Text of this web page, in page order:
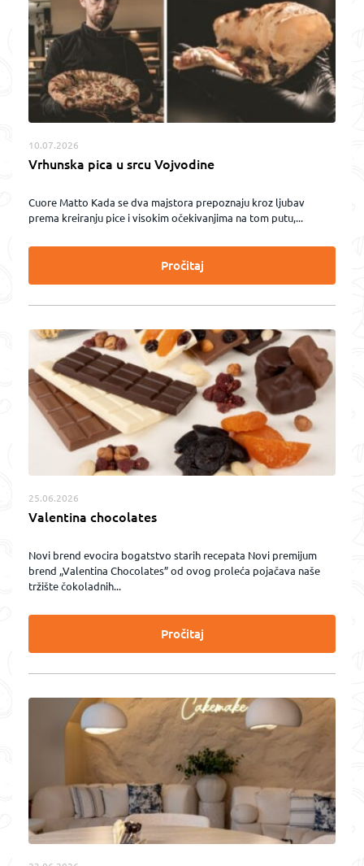
10.07.2026
Vrhunska pica u srcu Vojvodine
Cuore Matto Kada se dva majstora prepoznaju kroz ljubav
prema kreiranju pice i visokim očekivanjima na tom putu,...
Pročitaj
25.06.2026
Valentina chocolates
Novi brend evocira bogatstvo starih recepata Novi premijum
brend „Valentina Chocolates” od ovog proleća pojačava naše
tržište čokoladnih...
Pročitaj